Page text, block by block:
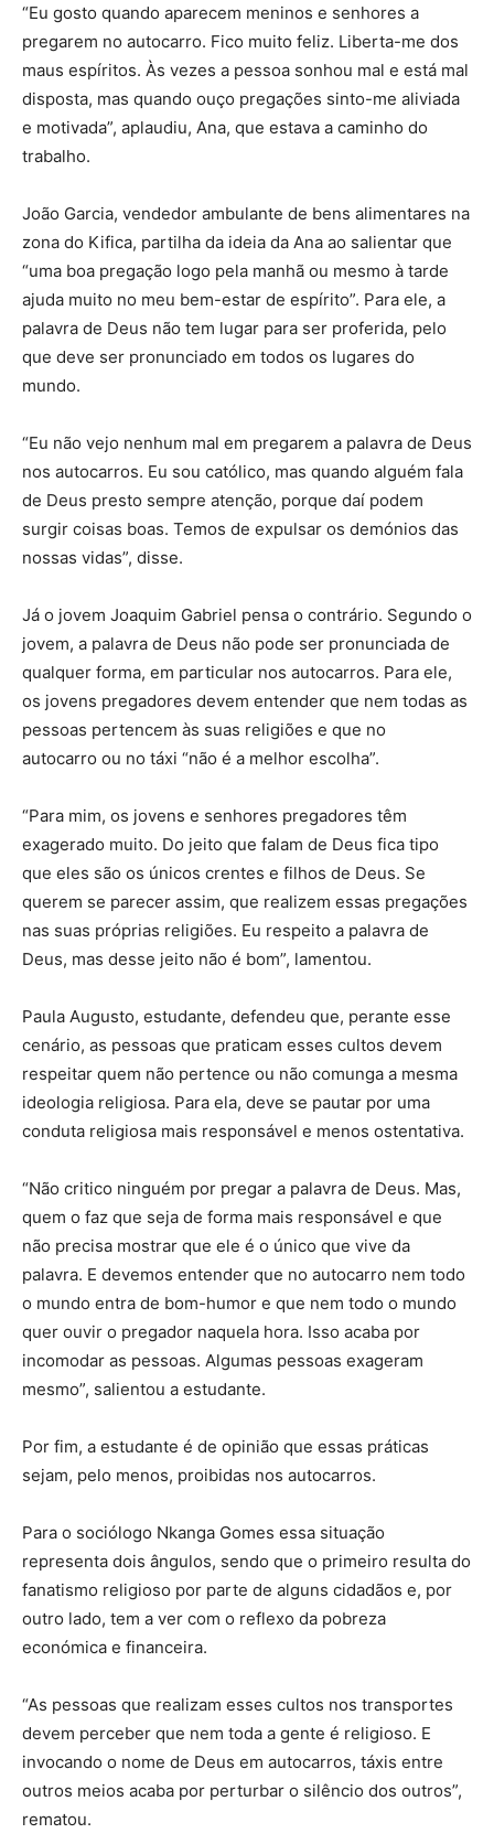
“Eu gosto quando aparecem meninos e senhores a
pregarem no autocarro. Fico muito feliz. Liberta-me dos
maus espíritos. Às vezes a pessoa sonhou mal e está mal
disposta, mas quando ouço pregações sinto-me aliviada
e motivada”, aplaudiu, Ana, que estava a caminho do
trabalho.
João Garcia, vendedor ambulante de bens alimentares na
zona do Kifica, partilha da ideia da Ana ao salientar que
“uma boa pregação logo pela manhã ou mesmo à tarde
ajuda muito no meu bem-estar de espírito”. Para ele, a
palavra de Deus não tem lugar para ser proferida, pelo
que deve ser pronunciado em todos os lugares do
mundo.
“Eu não vejo nenhum mal em pregarem a palavra de Deus
nos autocarros. Eu sou católico, mas quando alguém fala
de Deus presto sempre atenção, porque daí podem
surgir coisas boas. Temos de expulsar os demónios das
nossas vidas”, disse.
Já o jovem Joaquim Gabriel pensa o contrário. Segundo o
jovem, a palavra de Deus não pode ser pronunciada de
qualquer forma, em particular nos autocarros. Para ele,
os jovens pregadores devem entender que nem todas as
pessoas pertencem às suas religiões e que no
autocarro ou no táxi “não é a melhor escolha”.
“Para mim, os jovens e senhores pregadores têm
exagerado muito. Do jeito que falam de Deus fica tipo
que eles são os únicos crentes e filhos de Deus. Se
querem se parecer assim, que realizem essas pregações
nas suas próprias religiões. Eu respeito a palavra de
Deus, mas desse jeito não é bom”, lamentou.
Paula Augusto, estudante, defendeu que, perante esse
cenário, as pessoas que praticam esses cultos devem
respeitar quem não pertence ou não comunga a mesma
ideologia religiosa. Para ela, deve se pautar por uma
conduta religiosa mais responsável e menos ostentativa.
“Não critico ninguém por pregar a palavra de Deus. Mas,
quem o faz que seja de forma mais responsável e que
não precisa mostrar que ele é o único que vive da
palavra. E devemos entender que no autocarro nem todo
o mundo entra de bom-humor e que nem todo o mundo
quer ouvir o pregador naquela hora. Isso acaba por
incomodar as pessoas. Algumas pessoas exageram
mesmo”, salientou a estudante.
Por fim, a estudante é de opinião que essas práticas
sejam, pelo menos, proibidas nos autocarros.
Para o sociólogo Nkanga Gomes essa situação
representa dois ângulos, sendo que o primeiro resulta do
fanatismo religioso por parte de alguns cidadãos e, por
outro lado, tem a ver com o reflexo da pobreza
económica e financeira.
“As pessoas que realizam esses cultos nos transportes
devem perceber que nem toda a gente é religioso. E
invocando o nome de Deus em autocarros, táxis entre
outros meios acaba por perturbar o silêncio dos outros”,
rematou.